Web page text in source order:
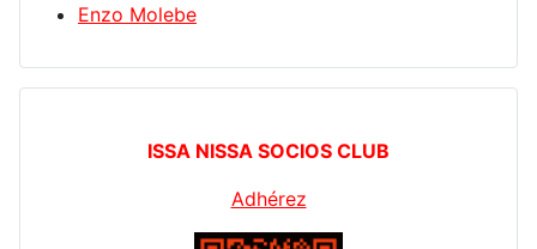
Enzo Molebe
ISSA NISSA SOCIOS CLUB
Adhérez